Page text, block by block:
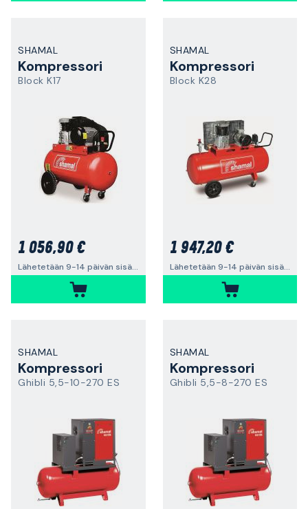
SHAMAL
Kompressori
Block K17
1 056,90 €
Lähetetään 9-14 päivän sisällä
SHAMAL
Kompressori
Block K28
1 947,20 €
Lähetetään 9-14 päivän sisällä
SHAMAL
Kompressori
Ghibli 5,5-10-270 ES
SHAMAL
Kompressori
Ghibli 5,5-8-270 ES